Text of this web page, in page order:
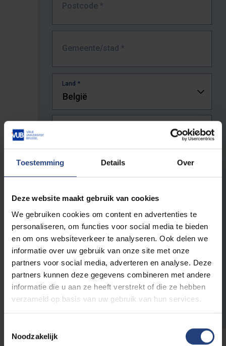
Toestemming Details Over
Deze website maakt gebruik van cookies
We gebruiken cookies om content en advertenties te
personaliseren, om functies voor social media te bieden
en om ons websiteverkeer te analyseren. Ook delen we
informatie over uw gebruik van onze site met onze
partners voor social media, adverteren en analyse. Deze
partners kunnen deze gegevens combineren met andere
informatie die u aan ze heeft verstrekt of die ze hebben
verzameld op basis van uw gebruik van hun services.
Noodzakelijk
Postcode *
Gemeente/stad *
Land *
Relatie tot de VUB
Alumnus/a
Medewerker
Student
Ouder van een
student
Sympathisant